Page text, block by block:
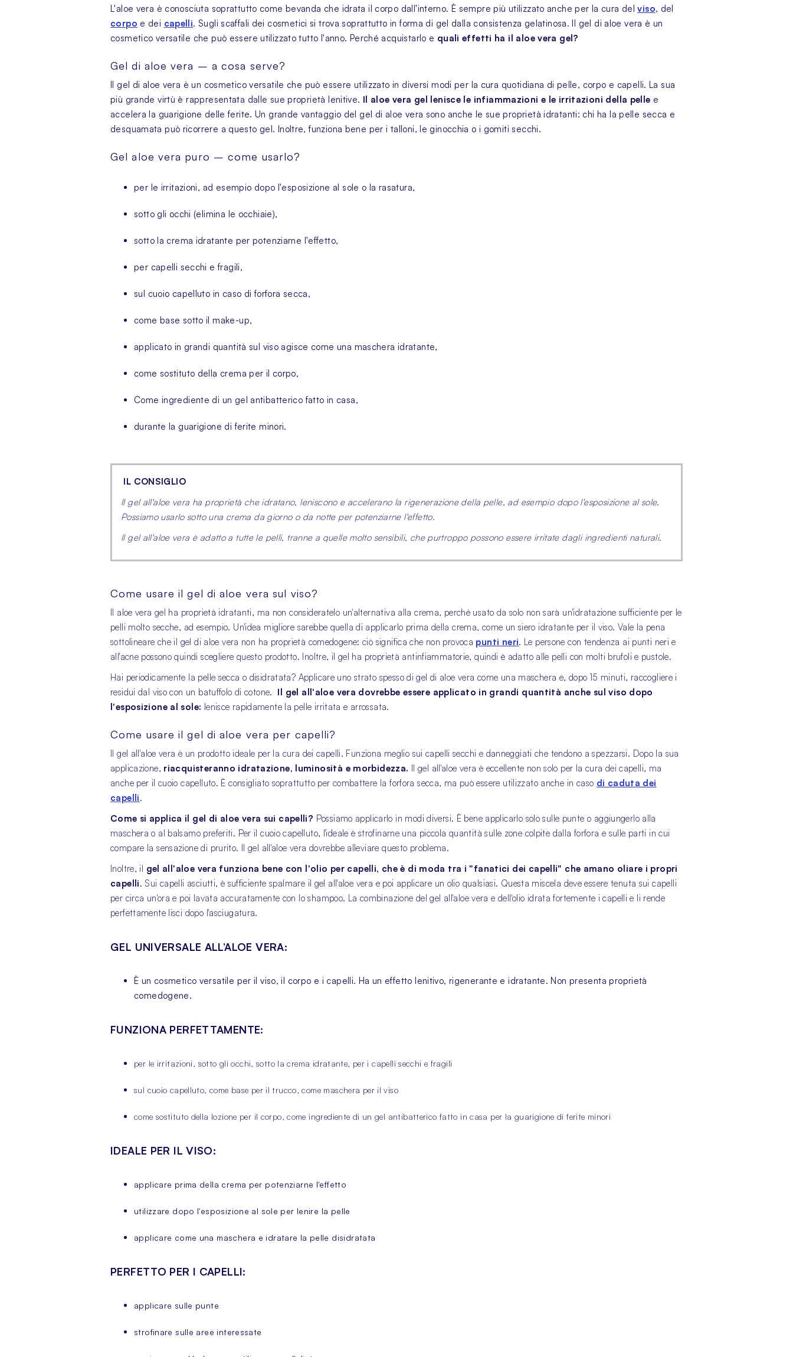
L'aloe vera è conosciuta soprattutto come bevanda che idrata il corpo dall'interno. È sempre più utilizzato anche per la cura delviso, del
corpo e dei capelli. Sugli scaffali dei cosmetici si trova soprattutto in forma di gel dalla consistenza gelatinosa. Il gel di aloe vera è un
cosmetico versatile che può essere utilizzato tutto l'anno. Perché acquistarlo e quali effetti ha il aloe vera gel?
Gel di aloe vera – a cosa serve?
Il gel di aloe vera è un cosmetico versatile che può essere utilizzato in diversi modi per la cura quotidiana di pelle, corpo e capelli. La sua
più grande virtù è rappresentata dalle sue proprietà lenitive. Il aloe vera gel lenisce le infiammazioni e le irritazioni della pelle e
accelera la guarigione delle ferite. Un grande vantaggio del gel di aloe vera sono anche le sue proprietà idratanti: chi ha la pelle secca e
desquamata può ricorrere a questo gel. Inoltre, funziona bene per i talloni, le ginocchia o i gomiti secchi.
Gel aloe vera puro – come usarlo?
per le irritazioni, ad esempio dopo l'esposizione al sole o la rasatura,
sotto gli occhi (elimina le occhiaie),
sotto la crema idratante per potenziarne l'effetto,
per capelli secchi e fragili,
sul cuoio capelluto in caso di forfora secca,
come base sotto il make-up,
applicato in grandi quantità sul viso agisce come una maschera idratante,
come sostituto della crema per il corpo,
Come ingrediente di un gel antibatterico fatto in casa,
durante la guarigione di ferite minori.
IL CONSIGLIO
Il gel all'aloe vera ha proprietà che idratano, leniscono e accelerano la rigenerazione della pelle, ad esempio dopo l'esposizione al sole.
Possiamo usarlo sotto una crema da giorno o da notte per potenziarne l'effetto.
Il gel all'aloe vera è adatto a tutte le pelli, tranne a quelle molto sensibili, che purtroppo possono essere irritate dagli ingredienti naturali.
Come usare il gel di aloe vera sul viso?
Il aloe vera gel ha proprietà idratanti, ma non consideratelo un'alternativa alla crema, perché usato da solo non sarà un'idratazione sufficiente per le
pelli molto secche, ad esempio. Un'idea migliore sarebbe quella di applicarlo prima della crema, come un siero idratante per il viso. Vale la pena
sottolineare che il gel di aloe vera non ha proprietà comedogene: ciò significa che non provoca punti neri. Le persone con tendenza ai punti neri e
all'acne possono quindi scegliere questo prodotto. Inoltre, il gel ha proprietà antinfiammatorie, quindi è adatto alle pelli con molti brufoli e pustole.
Hai periodicamente la pelle secca o disidratata? Applicare uno strato spesso di gel di aloe vera come una maschera e, dopo 15 minuti, raccogliere i
residui dal viso con un batuffolo di cotone. Il gel all'aloe vera dovrebbe essere applicato in grandi quantità anche sul viso dopo
l'esposizione al sole: lenisce rapidamente la pelle irritata e arrossata.
Come usare il gel di aloe vera per capelli?
Il gel all'aloe vera è un prodotto ideale per la cura dei capelli. Funziona meglio sui capelli secchi e danneggiati che tendono a spezzarsi. Dopo la sua
applicazione, riacquisteranno idratazione, luminosità e morbidezza. Il gel all'aloe vera è eccellente non solo per la cura dei capelli, ma
anche per il cuoio capelluto. È consigliato soprattutto per combattere la forfora secca, ma può essere utilizzato anche in caso di caduta dei
capelli.
Come si applica il gel di aloe vera sui capelli? Possiamo applicarlo in modi diversi. È bene applicarlo solo sulle punte o aggiungerlo alla
maschera o al balsamo preferiti. Per il cuoio capelluto, l'ideale è strofinarne una piccola quantità sulle zone colpite dalla forfora e sulle parti in cui
compare la sensazione di prurito. Il gel all'aloe vera dovrebbe alleviare questo problema.
Inoltre, il gel all'aloe vera funziona bene con l'olio per capelli, che è di moda tra i "fanatici dei capelli" che amano oliare i propri
capelli. Sui capelli asciutti, è sufficiente spalmare il gel all'aloe vera e poi applicare un olio qualsiasi. Questa miscela deve essere tenuta sui capelli
per circa un'ora e poi lavata accuratamente con lo shampoo. La combinazione del gel all'aloe vera e dell'olio idrata fortemente i capelli e li rende
perfettamente lisci dopo l'asciugatura.
GEL UNIVERSALE ALL’ALOE VERA:
È un cosmetico versatile per il viso, il corpo e i capelli. Ha un effetto lenitivo, rigenerante e idratante. Non presenta proprietà
comedogene.
FUNZIONA PERFETTAMENTE:
per le irritazioni, sotto gli occhi, sotto la crema idratante, per i capelli secchi e fragili
sul cuoio capelluto, come base per il trucco, come maschera per il viso
come sostituto della lozione per il corpo, come ingrediente di un gel antibatterico fatto in casa per la guarigione di ferite minori
IDEALE PER IL VISO:
applicare prima della crema per potenziarne l'effetto
utilizzare dopo l'esposizione al sole per lenire la pelle
applicare come una maschera e idratare la pelle disidratata
PERFETTO PER I CAPELLI:
applicare sulle punte
strofinare sulle aree interessate